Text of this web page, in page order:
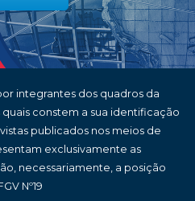
integrantes dos quadros da
quais constem a sua identificação
publicados nos meios de
exclusivamente as
necessariamente, a posição
Nº19